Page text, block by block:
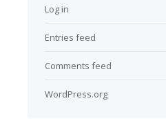
Log in
Entries feed
Comments feed
WordPress.org